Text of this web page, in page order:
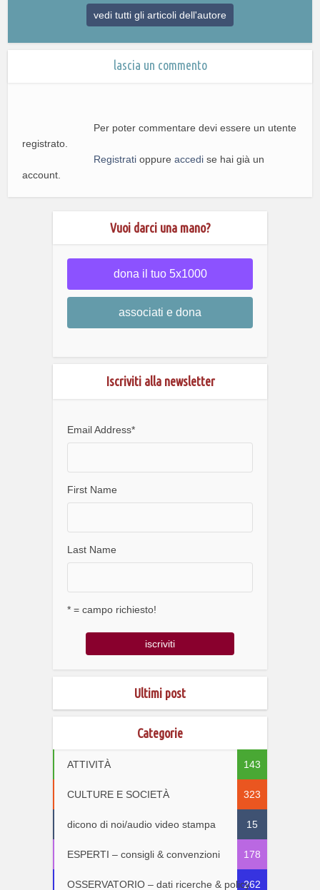
vedi tutti gli articoli dell'autore
lascia un commento
Per poter commentare devi essere un utente
registrato.
Registrati oppureaccedi se hai già un
account.
Vuoi darci una mano?
dona il tuo 5x1000
associati e dona
Iscriviti alla newsletter
Email Address*
First Name
Last Name
* = campo richiesto!
Ultimi post
Categorie
ATTIVITÀ 143
CULTURE E SOCIETÀ 323
dicono di noi/audio video stampa 15
ESPERTI – consigli & convenzioni 178
OSSERVATORIO – dati ricerche & policy262